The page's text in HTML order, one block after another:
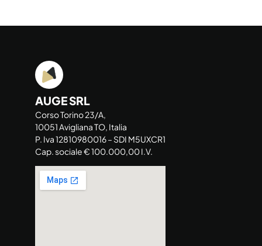
AUGE SRL
Corso Torino 23/A,
10051 Avigliana TO, Italia
P. Iva 12810980016 – SDI M5UXCR1
Cap. sociale € 100.000,00 I.V.